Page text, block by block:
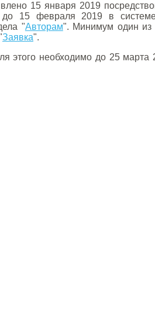
15 января 2019
до 15 февраля 2019 в
"Авторам". Минимум один из
Заявка".
этого необходимо до 25 марта